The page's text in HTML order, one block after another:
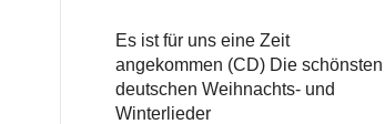
Es ist für uns eine Zeit
angekommen (CD) Die schönsten
deutschen Weihnachts- und
Winterlieder